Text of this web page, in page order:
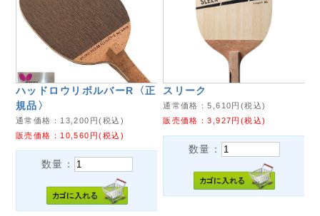
ハッドロウリボルバーR〈正
規品〉
通常価格： 13,200 円(税込)
販売価格： 10,560 円(税込)
数量：
スリーク
通常価格：5,610円(税込)
販売価格：3,927円(税込)
数量：